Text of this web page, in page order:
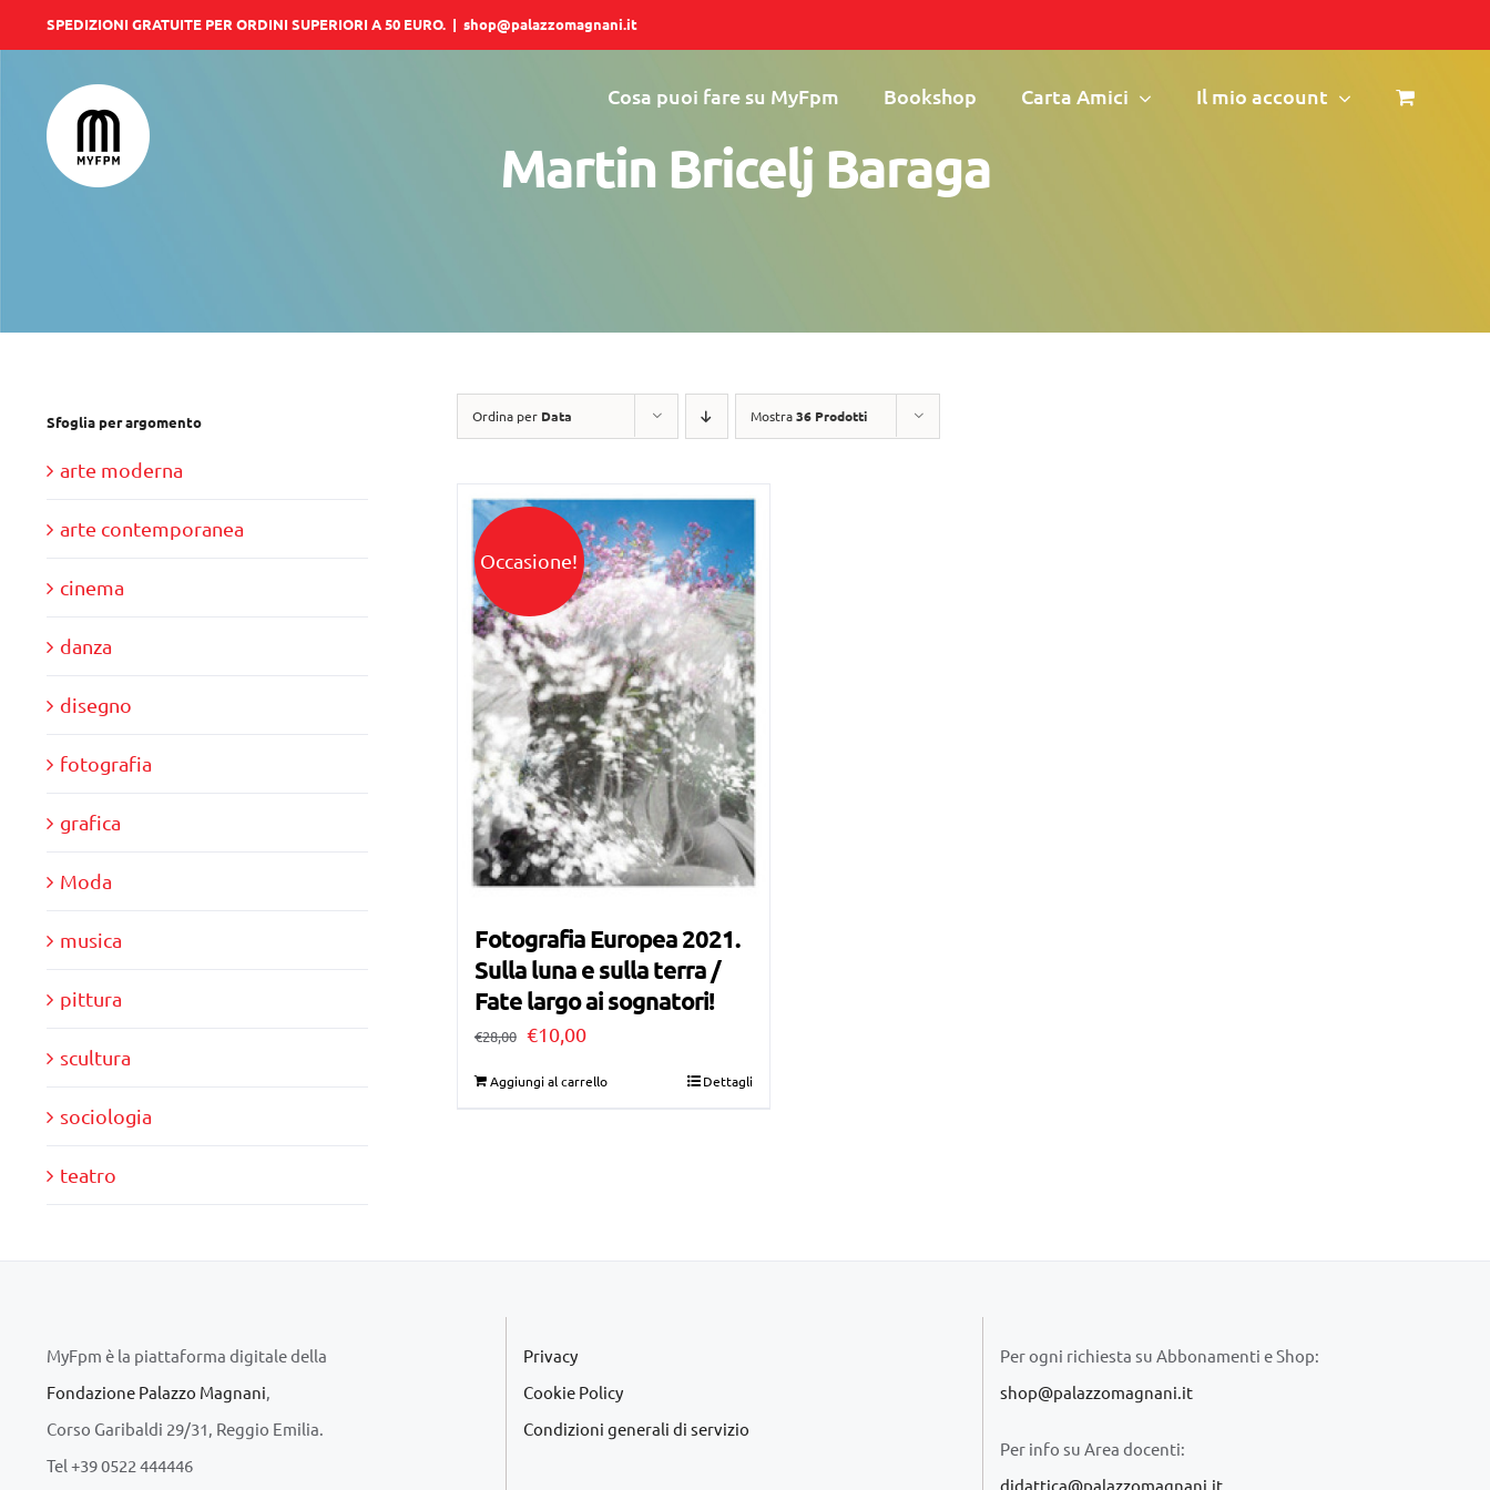
al
contenuto
SPEDIZIONI GRATUITE PER ORDINI SUPERIORI A 50 EURO. | shop@palazzomagnani.it
Cosa puoi fare su MyFpm Bookshop Carta Amici Il mio account
Martin Bricelj Baraga
Ordina per Data Mostra36 Prodotti
Occasione!
Fotografia Europea 2021.
Sulla luna e sulla terra /
Fate largo ai sognatori!
€28,00 Il
€10,00Il
Aggiungi al carrello Dettagli
Sfoglia per argomento
arte moderna
arte contemporanea
cinema
danza
disegno
fotografia
grafica
Moda
musica
pittura
scultura
sociologia
teatro
MyFpm è la piattaforma digitale della
Fondazione Palazzo Magnani
Corso Garibaldi 29/31, Reggio Emilia.
Tel +39 0522 444446
Privacy
Cookie Policy
Condizioni generali di servizio
Per ogni richiesta su Abbonamenti e Shop:
shop@palazzomagnani.it
Per info su Area docenti:
didattica@palazzomagnani.it